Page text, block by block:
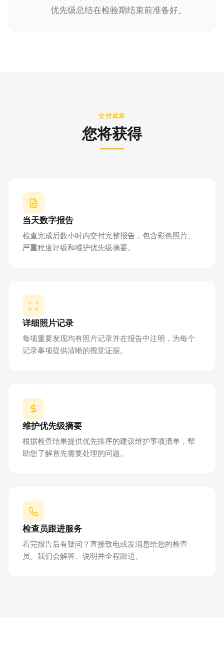
优先级总结在检验期结束前准备好。
交付成果
您将获得
当天数字报告
检查完成后数小时内交付完整报告，包含彩色照片、
严重程度评级和维护优先级摘要。
详细照片记录
每项重要发现均有照片记录并在报告中注明，为每个
记录事项提供清晰的视觉证据。
维护优先级摘要
根据检查结果提供优先排序的建议维护事项清单，帮
助您了解首先需要处理的问题。
检查员跟进服务
看完报告后有疑问？直接致电或发消息给您的检查
员。我们会解答、说明并全程跟进。